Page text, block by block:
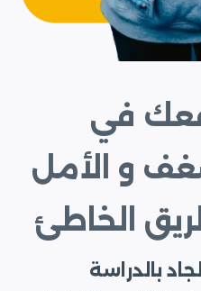
في
و الأمل
الخاطئ
بالدراسة